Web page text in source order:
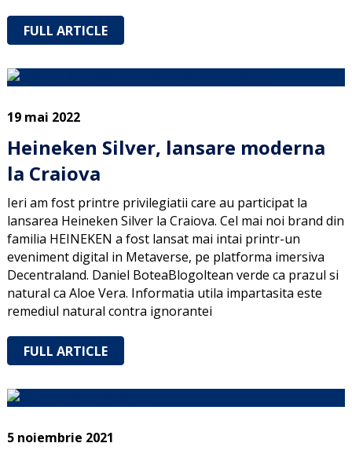
FULL ARTICLE
19 mai 2022
Heineken Silver, lansare moderna
la Craiova
Ieri am fost printre privilegiatii care au participat la
lansarea Heineken Silver la Craiova. Cel mai noi brand din
familia HEINEKEN a fost lansat mai intai printr-un
eveniment digital in Metaverse, pe platforma imersiva
Decentraland. Daniel BoteaBlogoltean verde ca prazul si
natural ca Aloe Vera. Informatia utila impartasita este
remediul natural contra ignorantei
FULL ARTICLE
5 noiembrie 2021